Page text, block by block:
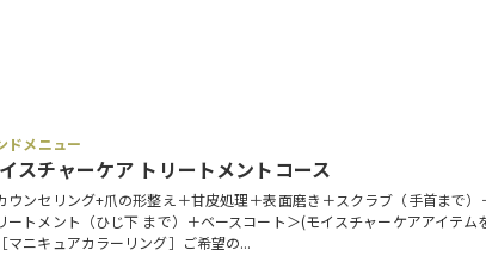
ドメニュー
スチャーケア トリートメントコース
ウンセリング+爪の形整え＋甘皮処理＋表面磨き＋スクラブ（手首まで）
ートメント（ひじ下 まで）＋ベースコート＞(モイスチャーケアアイテム
マニキュアカラーリング］ご希望の...